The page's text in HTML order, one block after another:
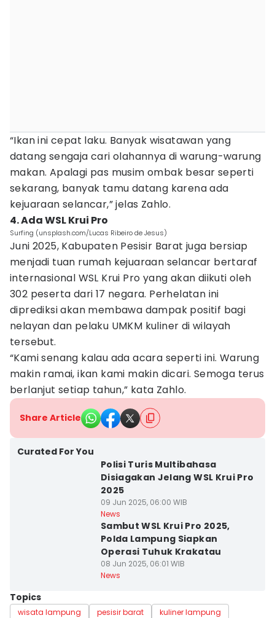
“Ikan ini cepat laku. Banyak wisatawan yang
datang sengaja cari olahannya di warung-warung
makan. Apalagi pas musim ombak besar seperti
sekarang, banyak tamu datang karena ada
kejuaraan selancar,” jelas Zahlo.
4. Ada WSL Krui Pro
Surfing (unsplash.com/Lucas Ribeiro de Jesus)
Juni 2025, Kabupaten Pesisir Barat juga bersiap
menjadi tuan rumah kejuaraan selancar bertaraf
internasional WSL Krui Pro yang akan diikuti oleh
302 peserta dari 17 negara. Perhelatan ini
diprediksi akan membawa dampak positif bagi
nelayan dan pelaku UMKM kuliner di wilayah
tersebut.
“Kami senang kalau ada acara seperti ini. Warung
makin ramai, ikan kami makin dicari. Semoga terus
berlanjut setiap tahun,” kata Zahlo.
Share Article
Curated For You
Polisi Turis Multibahasa
Disiagakan Jelang WSL Krui Pro
2025
09 Jun 2025, 06:00 WIB
News
Sambut WSL Krui Pro 2025,
Polda Lampung Siapkan
Operasi Tuhuk Krakatau
08 Jun 2025, 06:01 WIB
News
Topics
wisata lampung pesisir barat
kuliner lampung